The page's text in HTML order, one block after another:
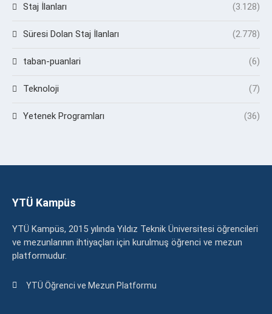
Staj İlanları (3.128)
Süresi Dolan Staj İlanları (2.778)
taban-puanlari (6)
Teknoloji (7)
Yetenek Programları (36)
YTÜ Kampüs
YTÜ Kampüs, 2015 yılında Yıldız Teknik Üniversitesi öğrencileri
ve mezunlarının ihtiyaçları için kurulmuş öğrenci ve mezun
platformudur.
YTÜ Öğrenci ve Mezun Platformu